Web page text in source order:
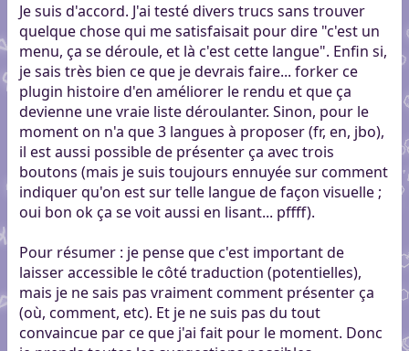
Je suis d'accord. J'ai testé divers trucs sans trouver
quelque chose qui me satisfaisait pour dire "c'est un
menu, ça se déroule, et là c'est cette langue". Enfin si,
je sais très bien ce que je devrais faire... forker ce
plugin histoire d'en améliorer le rendu et que ça
devienne une vraie liste déroulanter. Sinon, pour le
moment on n'a que 3 langues à proposer (fr, en, jbo),
il est aussi possible de présenter ça avec trois
boutons (mais je suis toujours ennuyée sur comment
indiquer qu'on est sur telle langue de façon visuelle ;
oui bon ok ça se voit aussi en lisant... pffff).
Pour résumer : je pense que c'est important de
laisser accessible le côté traduction (potentielles),
mais je ne sais pas vraiment comment présenter ça
(où, comment, etc). Et je ne suis pas du tout
convaincue par ce que j'ai fait pour le moment. Donc